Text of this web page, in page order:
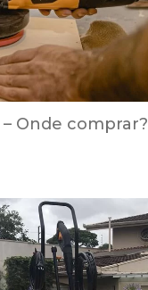
Onde comprar?